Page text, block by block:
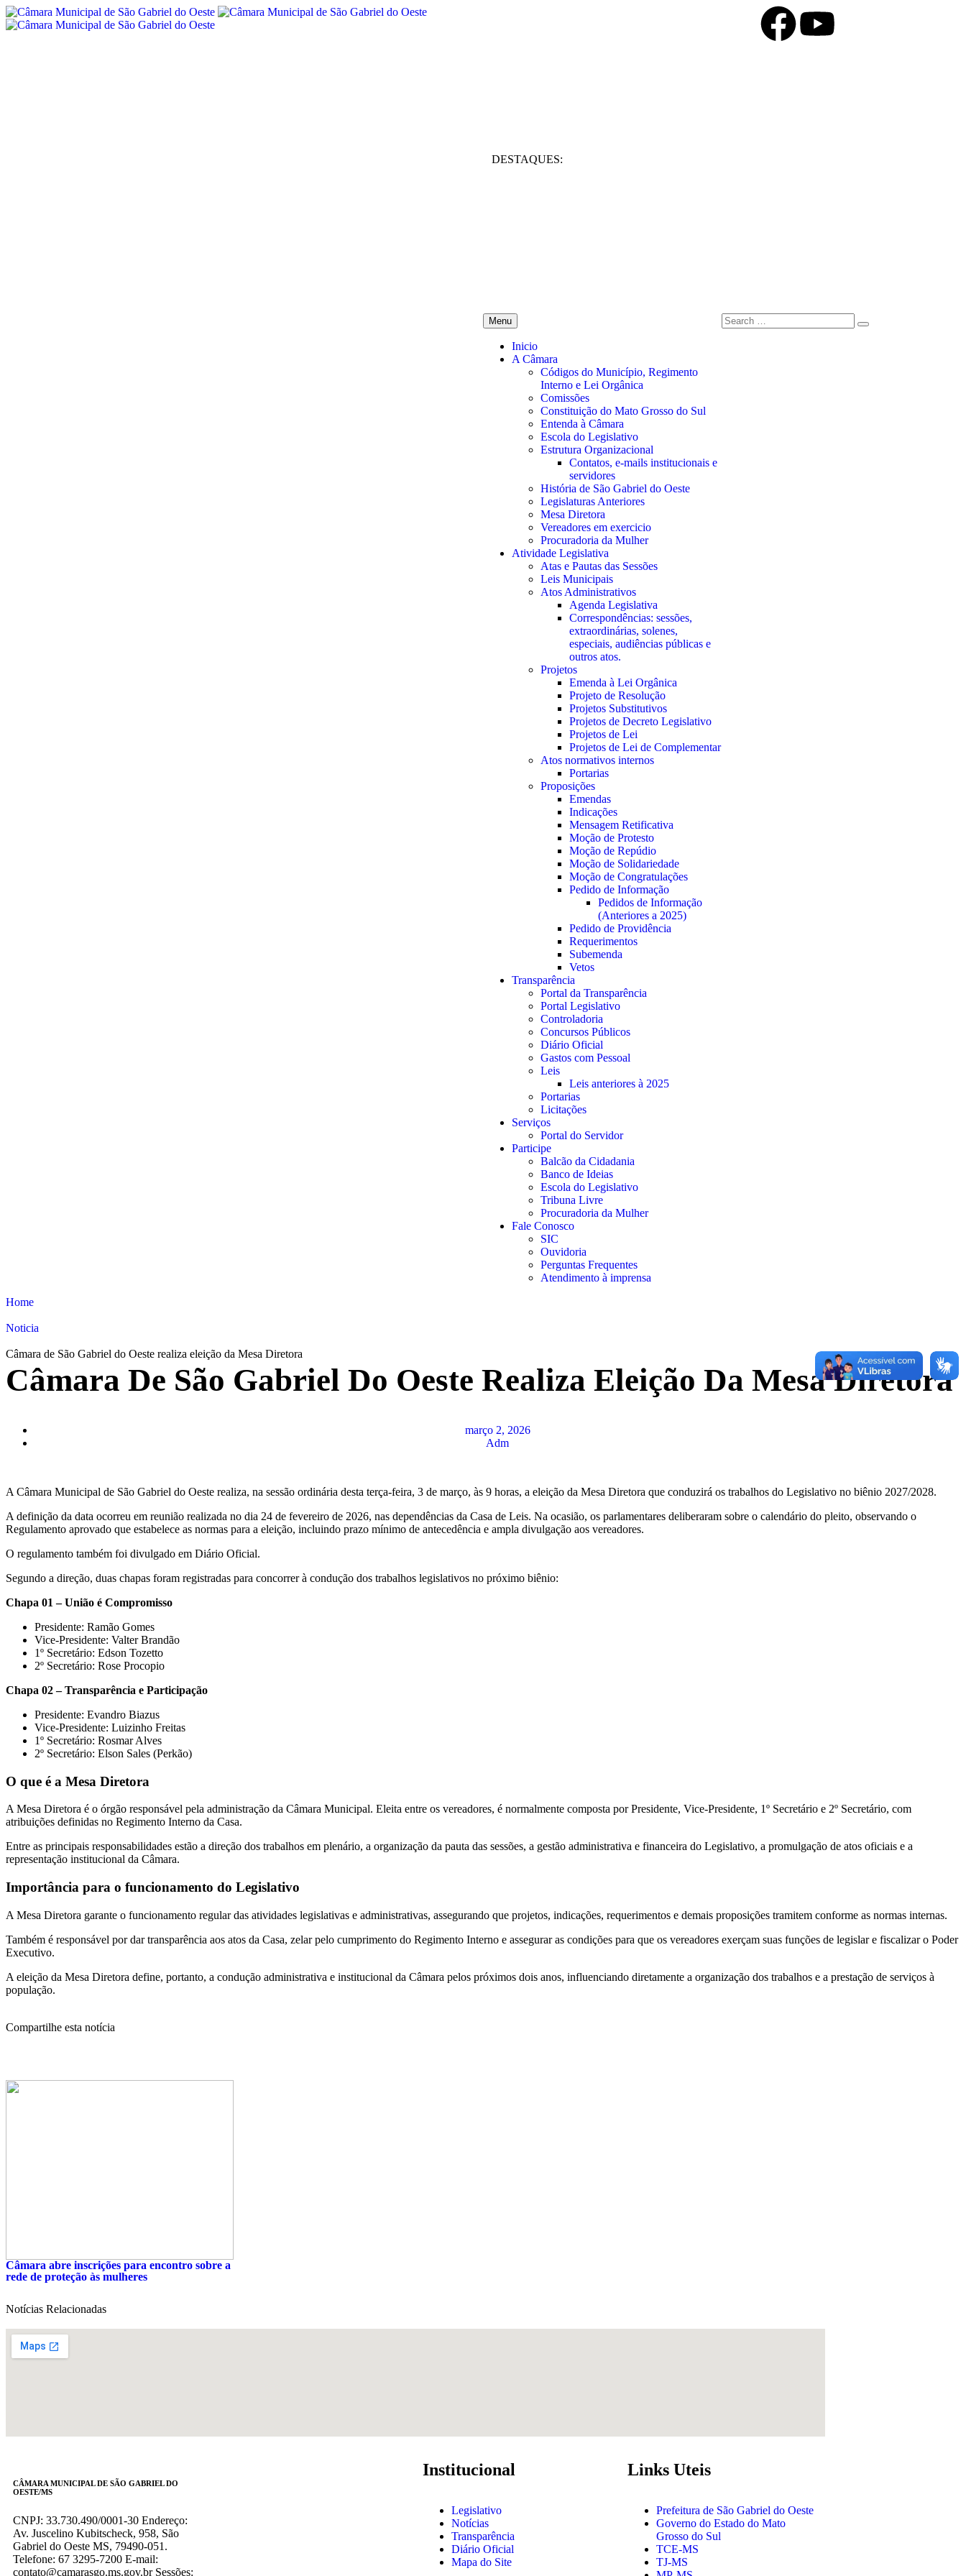
DESTAQUES:
Menu
Inicio
A Câmara
Códigos do Município, Regimento
Interno e Lei Orgânica
Comissões
Constituição do Mato Grosso do Sul
Entenda à Câmara
Escola do Legislativo
Estrutura Organizacional
Contatos, e-mails institucionais e
servidores
História de São Gabriel do Oeste
Legislaturas Anteriores
Mesa Diretora
Vereadores em exercicio
Procuradoria da Mulher
Atividade Legislativa
Atas e Pautas das Sessões
Leis Municipais
Atos Administrativos
Agenda Legislativa
Correspondências: sessões,
extraordinárias, solenes,
especiais, audiências públicas e
outros atos.
Projetos
Emenda à Lei Orgânica
Projeto de Resolução
Projetos Substitutivos
Projetos de Decreto Legislativo
Projetos de Lei
Projetos de Lei de Complementar
Atos normativos internos
Portarias
Proposições
Emendas
Indicações
Mensagem Retificativa
Moção de Protesto
Moção de Repúdio
Moção de Solidariedade
Moção de Congratulações
Pedido de Informação
Pedidos de Informação
(Anteriores a 2025)
Pedido de Providência
Requerimentos
Subemenda
Vetos
Transparência
Portal da Transparência
Portal Legislativo
Controladoria
Concursos Públicos
Diário Oficial
Gastos com Pessoal
Leis
Leis anteriores à 2025
Portarias
Licitações
Serviços
Portal do Servidor
Participe
Balcão da Cidadania
Banco de Ideias
Escola do Legislativo
Tribuna Livre
Procuradoria da Mulher
Fale Conosco
SIC
Ouvidoria
Perguntas Frequentes
Atendimento à imprensa
Home
Noticia
Câmara de São Gabriel do Oeste realiza eleição da Mesa Diretora
Câmara De São Gabriel Do Oeste Realiza Eleição Da Mesa Diretora
março 2, 2026
Adm
A Câmara Municipal de São Gabriel do Oeste realiza, na sessão ordinária desta terça-feira, 3 de março, às 9 horas, a eleição da Mesa Diretora que conduzirá os trabalhos do Legislativo no biênio 2027/2028.
A definição da data ocorreu em reunião realizada no dia 24 de fevereiro de 2026, nas dependências da Casa de Leis. Na ocasião, os parlamentares deliberaram sobre o calendário do pleito, observando o
Regulamento aprovado que estabelece as normas para a eleição, incluindo prazo mínimo de antecedência e ampla divulgação aos vereadores.
O regulamento também foi divulgado em Diário Oficial.
Segundo a direção, duas chapas foram registradas para concorrer à condução dos trabalhos legislativos no próximo biênio:
Chapa 01 – União é Compromisso
Presidente: Ramão Gomes
Vice-Presidente: Valter Brandão
1º Secretário: Edson Tozetto
2º Secretário: Rose Procopio
Chapa 02 – Transparência e Participação
Presidente: Evandro Biazus
Vice-Presidente: Luizinho Freitas
1º Secretário: Rosmar Alves
2º Secretário: Elson Sales (Perkão)
O que é a Mesa Diretora
A Mesa Diretora é o órgão responsável pela administração da Câmara Municipal. Eleita entre os vereadores, é normalmente composta por Presidente, Vice-Presidente, 1º Secretário e 2º Secretário, com
atribuições definidas no Regimento Interno da Casa.
Entre as principais responsabilidades estão a direção dos trabalhos em plenário, a organização da pauta das sessões, a gestão administrativa e financeira do Legislativo, a promulgação de atos oficiais e a
representação institucional da Câmara.
Importância para o funcionamento do Legislativo
A Mesa Diretora garante o funcionamento regular das atividades legislativas e administrativas, assegurando que projetos, indicações, requerimentos e demais proposições tramitem conforme as normas internas.
Também é responsável por dar transparência aos atos da Casa, zelar pelo cumprimento do Regimento Interno e assegurar as condições para que os vereadores exerçam suas funções de legislar e fiscalizar o Poder
Executivo.
A eleição da Mesa Diretora define, portanto, a condução administrativa e institucional da Câmara pelos próximos dois anos, influenciando diretamente a organização dos trabalhos e a prestação de serviços à
população.
Compartilhe esta notícia
Câmara abre inscrições para encontro sobre a
rede de proteção às mulheres
Notícias Relacionadas
CÂMARA MUNICIPAL DE SÃO GABRIEL DO
OESTE/MS
CNPJ: 33.730.490/0001-30 Endereço:
Av. Juscelino Kubitscheck, 958, São
Gabriel do Oeste MS, 79490-051.
Telefone: 67 3295-7200 E-mail:
contato@camarasgo.ms.gov.br Sessões:
Institucional
Legislativo
Notícias
Transparência
Diário Oficial
Mapa do Site
Links Uteis
Prefeitura de São Gabriel do Oeste
Governo do Estado do Mato
Grosso do Sul
TCE-MS
TJ-MS